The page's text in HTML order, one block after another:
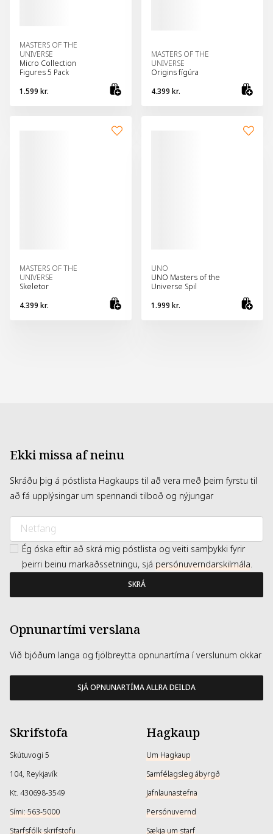
MASTERS OF THE
UNIVERSE
Micro Collection
Figures 5 Pack
1.599 kr.
MASTERS OF THE
UNIVERSE
Origins fígúra
4.399 kr.
MASTERS OF THE
UNIVERSE
Skeletor
4.399 kr.
UNO
UNO Masters of the
Universe Spil
1.999 kr.
Ekki missa af neinu
Skráðu þig á póstlista Hagkaups til að vera með þeim fyrstu til
að fá upplýsingar um spennandi tilboð og nýjungar
Ég óska eftir að skrá mig póstlista og veiti samþykki fyrir
þeirri beinu markaðssetningu, sjá persónuverndarskilmála.
SKRÁ
Opnunartími verslana
Við bjóðum langa og fjölbreytta opnunartíma í verslunum okkar
SJÁ OPNUNARTÍMA ALLRA DEILDA
Skrifstofa
Skútuvogi 5
104, Reykjavík
Kt. 430698-3549
Sími: 563-5000
Starfsfólk skrifstofu
Hagkaup
Um Hagkaup
Samfélagsleg ábyrgð
Jafnlaunastefna
Persónuvernd
Sækja um starf